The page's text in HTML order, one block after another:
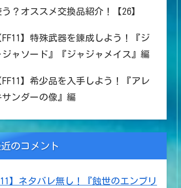
う？オススメ交換品紹介！【26】
FF11】特殊武器を錬成しよう！『ジ
ジャソード』『ジャジャメイス』編
FF11】希少品を入手しよう！『アレ
サンダーの像』編
のコメント
】ネタバレ無し！『蝕世のエンブリ